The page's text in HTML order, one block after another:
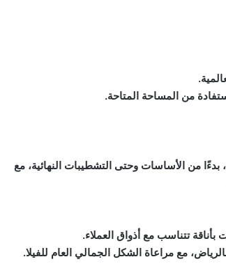
من المساحة المتاحة.
بدءًا من الأساسات وحتى التشطيبات النهائية، مع
تتناسب مع أذواق العملاء.
مع مراعاة الشكل الجمالي العام للفيلا.